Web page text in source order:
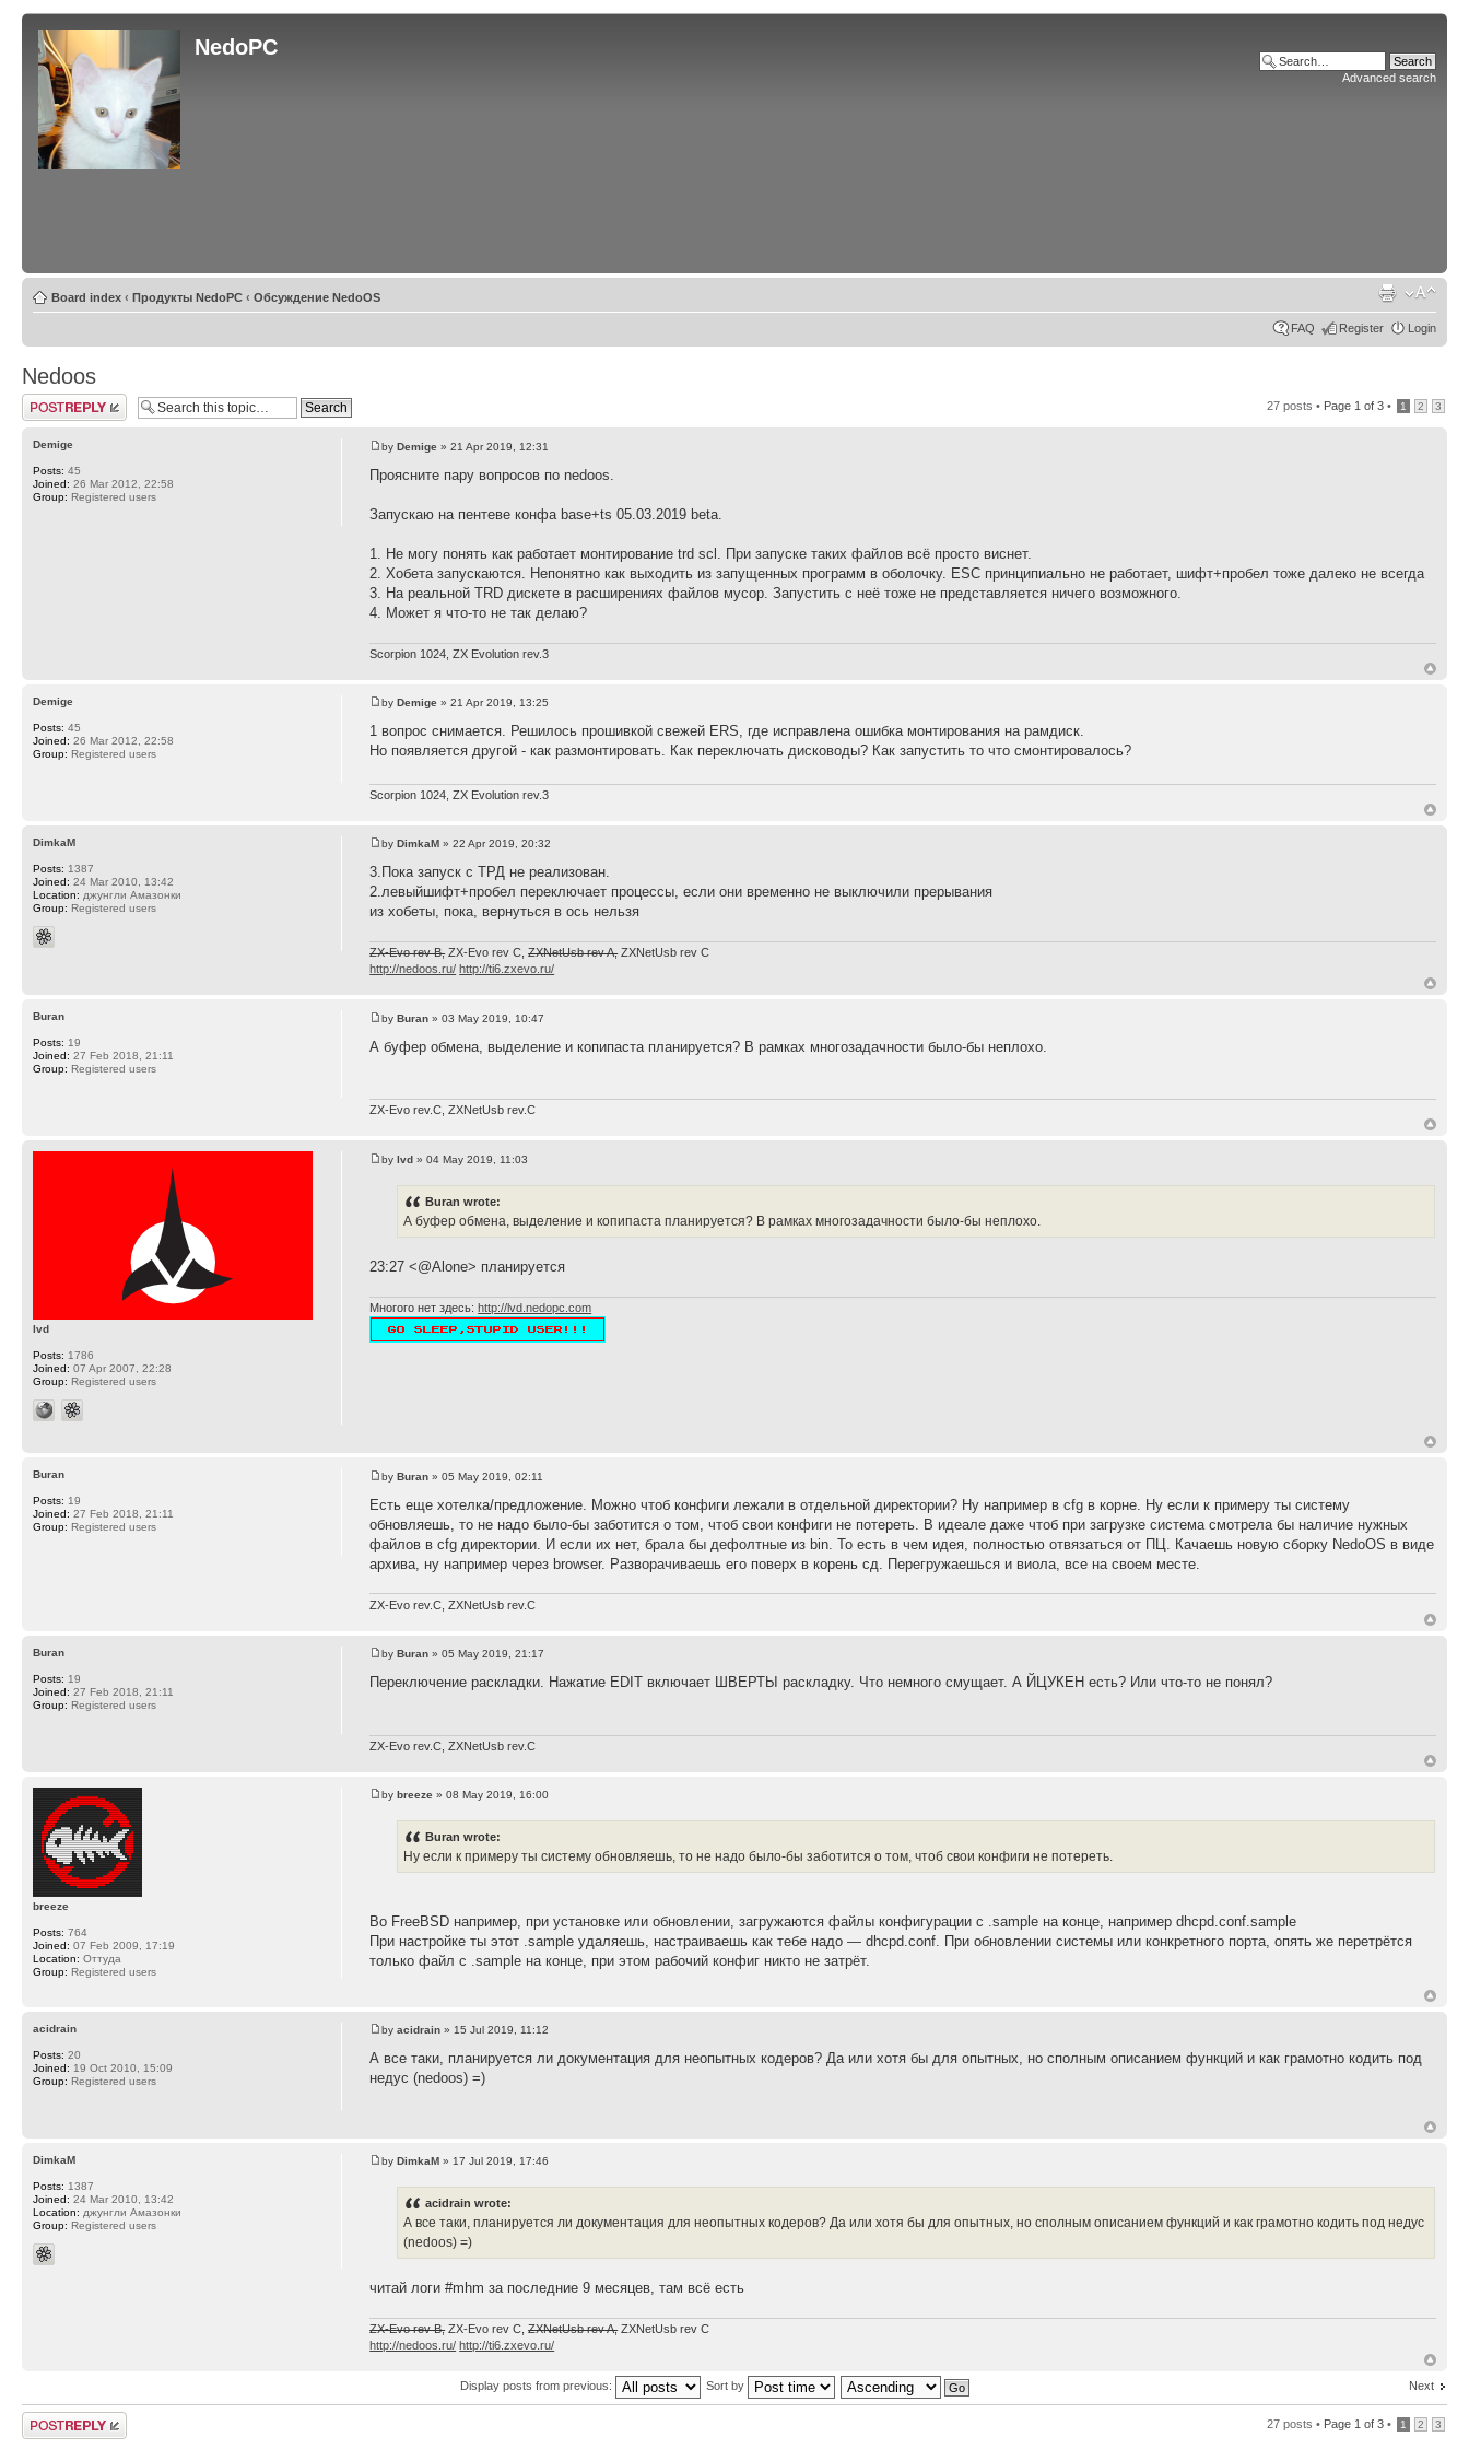
NedoPC
Advanced search
Board index ‹ Продукты NedoPC ‹ Обсуждение NedoOS
FAQ Register Login
Nedoos
Post a reply 27 posts • Page 1 of 3 • 1 2 3
byDemige » 21 Apr 2019, 12:31
Проясните пару вопросов по nedoos.
Запускаю на пентеве конфа base+ts 05.03.2019 beta.
1. Не могу понять как работает монтирование trd scl. При запуске таких файлов всё просто виснет.
2. Хобета запускаются. Непонятно как выходить из запущенных программ в оболочку. ESC принципиально не работает, шифт+пробел тоже далеко не всегда
3. На реальной TRD дискете в расширениях файлов мусор. Запустить с неё тоже не представляется ничего возможного.
4. Может я что-то не так делаю?
Scorpion 1024, ZX Evolution rev.3
Demige
Posts: 45
Joined: 26 Mar 2012, 22:58
Group: Registered users
byDemige » 21 Apr 2019, 13:25
1 вопрос снимается. Решилось прошивкой свежей ERS, где исправлена ошибка монтирования на рамдиск.
Но появляется другой - как размонтировать. Как переключать дисководы? Как запустить то что смонтировалось?
Scorpion 1024, ZX Evolution rev.3
Demige
Posts: 45
Joined: 26 Mar 2012, 22:58
Group: Registered users
by DimkaM » 22 Apr 2019, 20:32
3.Пока запуск с ТРД не реализован.
2.левыйшифт+пробел переключает процессы, если они временно не выключили прерывания
из хобеты, пока, вернуться в ось нельзя
ZX-Evo rev B,ZX-Evo rev C,ZXNetUsb rev A,ZXNetUsb rev С
http://nedoos.ru/ http://ti6.zxevo.ru/
DimkaM
Posts: 1387
Joined: 24 Mar 2010, 13:42
Location: джунгли Амазонки
Group: Registered users
byBuran » 03 May 2019, 10:47
А буфер обмена, выделение и копипаста планируется? В рамках многозадачности было-бы неплохо.
ZX-Evo rev.C, ZXNetUsb rev.С
Buran
Posts: 19
Joined: 27 Feb 2018, 21:11
Group: Registered users
bylvd » 04 May 2019, 11:03
Buran wrote:
А буфер обмена, выделение и копипаста планируется? В рамках многозадачности было-бы неплохо.
23:27 <@Alone> планируется
Многого нет здесь:http://lvd.nedopc.com
lvd
Posts: 1786
Joined: 07 Apr 2007, 22:28
Group: Registered users
byBuran » 05 May 2019, 02:11
Есть еще хотелка/предложение. Можно чтоб конфиги лежали в отдельной директории? Ну например в cfg в корне. Ну если к примеру ты систему
обновляешь, то не надо было-бы заботится о том, чтоб свои конфиги не потереть. В идеале даже чтоб при загрузке система смотрела бы наличие нужных
файлов в cfg директории. И если их нет, брала бы дефолтные из bin. То есть в чем идея, полностью отвязаться от ПЦ. Качаешь новую сборку NedoOS в виде
архива, ну например через browser. Разворачиваешь его поверх в корень сд. Перегружаешься и виола, все на своем месте.
ZX-Evo rev.C, ZXNetUsb rev.С
Buran
Posts: 19
Joined: 27 Feb 2018, 21:11
Group: Registered users
byBuran » 05 May 2019, 21:17
Переключение раскладки. Нажатие EDIT включает ШВЕРТЫ раскладку. Что немного смущает. А ЙЦУКЕН есть? Или что-то не понял?
ZX-Evo rev.C, ZXNetUsb rev.С
Buran
Posts: 19
Joined: 27 Feb 2018, 21:11
Group: Registered users
bybreeze » 08 May 2019, 16:00
Buran wrote:
Ну если к примеру ты систему обновляешь, то не надо было-бы заботится о том, чтоб свои конфиги не потереть.
Во FreeBSD например, при установке или обновлении, загружаются файлы конфигурации с .sample на конце, например dhcpd.conf.sample
При настройке ты этот .sample удаляешь, настраиваешь как тебе надо — dhcpd.conf. При обновлении системы или конкретного порта, опять же перетрётся
только файл с .sample на конце, при этом рабочий конфиг никто не затрёт.
breeze
Posts: 764
Joined: 07 Feb 2009, 17:19
Location: Оттуда
Group: Registered users
byacidrain » 15 Jul 2019, 11:12
А все таки, планируется ли документация для неопытных кодеров? Да или хотя бы для опытных, но сполным описанием функций и как грамотно кодить под
недус (nedoos) =)
acidrain
Posts: 20
Joined: 19 Oct 2010, 15:09
Group: Registered users
byDimkaM » 17 Jul 2019, 17:46
acidrain wrote:
А все таки, планируется ли документация для неопытных кодеров? Да или хотя бы для опытных, но сполным описанием функций и как грамотно кодить под недус
(nedoos) =)
читай логи #mhm за последние 9 месяцев, там всё есть
ZX-Evo rev B,ZX-Evo rev C,ZXNetUsb rev A,ZXNetUsb rev С
http://nedoos.ru/ http://ti6.zxevo.ru/
DimkaM
Posts: 1387
Joined: 24 Mar 2010, 13:42
Location: джунгли Амазонки
Group: Registered users
Next
Display posts from previous: Sort by
Post a reply 27 posts • Page 1 of 3 • 1 2 3